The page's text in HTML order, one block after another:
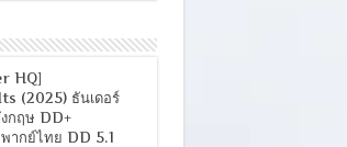
HQ]
(2025) ธันเดอร์
กฤษ DD+
ากย์ไทย DD 5.1